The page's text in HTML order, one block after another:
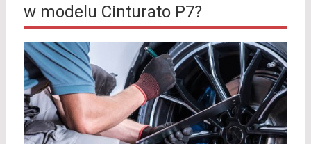
w modelu Cinturato P7?